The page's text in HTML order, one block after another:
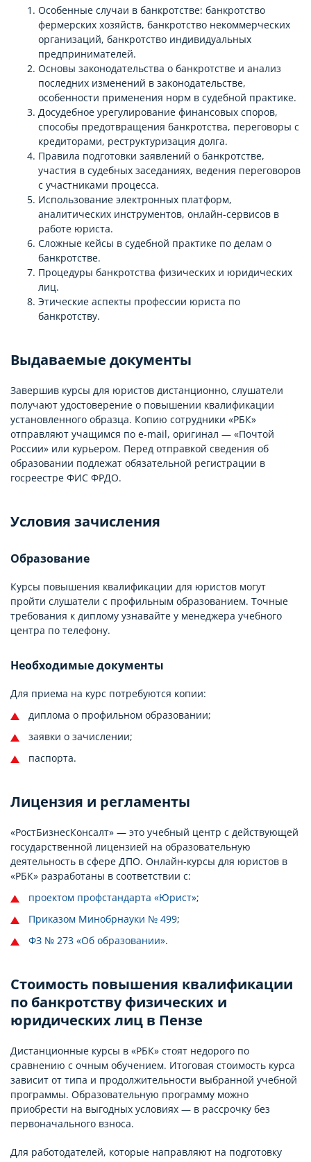
Особенные случаи в банкротстве: банкротство
фермерских хозяйств, банкротство некоммерческих
организаций, банкротство индивидуальных
предпринимателей.
Основы законодательства о банкротстве и анализ
последних изменений в законодательстве,
особенности применения норм в судебной практике.
Досудебное урегулирование финансовых споров,
способы предотвращения банкротства, переговоры с
кредиторами, реструктуризация долга.
Правила подготовки заявлений о банкротстве,
участия в судебных заседаниях, ведения переговоров
с участниками процесса.
Использование электронных платформ,
аналитических инструментов, онлайн-сервисов в
работе юриста.
Сложные кейсы в судебной практике по делам о
банкротстве.
Процедуры банкротства физических и юридических
лиц.
Этические аспекты профессии юриста по
банкротству.
Выдаваемые документы
Завершив курсы для юристов дистанционно, слушатели
получают удостоверение о повышении квалификации
установленного образца. Копию сотрудники «РБК»
отправляют учащимся по e-mail, оригинал — «Почтой
России» или курьером. Перед отправкой сведения об
образовании подлежат обязательной регистрации в
госреестре ФИС ФРДО.
Условия зачисления
Образование
Курсы повышения квалификации для юристов могут
пройти слушатели с профильным образованием. Точные
требования к диплому узнавайте у менеджера учебного
центра по телефону.
Необходимые документы
Для приема на курс потребуются копии:
диплома о профильном образовании;
заявки о зачислении;
паспорта.
Лицензия и регламенты
«РостБизнесКонсалт» — это учебный центр с действующей
государственной лицензией на образовательную
деятельность в сфере ДПО. Онлайн-курсы для юристов в
«РБК» разработаны в соответствии с:
проектом профстандарта «Юрист»;
Приказом Минобрнауки № 499;
ФЗ № 273 «Об образовании».
Стоимость повышения квалификации
по банкротству физических и
юридических лиц в Пензе
Дистанционные курсы в «РБК» стоят недорого по
сравнению с очным обучением. Итоговая стоимость курса
зависит от типа и продолжительности выбранной учебной
программы. Образовательную программу можно
приобрести на выгодных условиях — в рассрочку без
первоначального взноса.
Для работодателей, которые направляют на подготовку